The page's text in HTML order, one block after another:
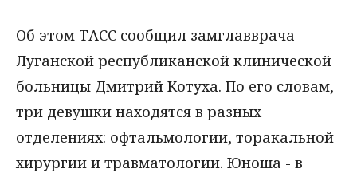
Об этом ТАСС сообщил замглавврача
Луганской республиканской клинической
больницы Дмитрий Котуха. По его словам,
три девушки находятся в разных
отделениях: офтальмологии, торакальной
хирургии и травматологии. Юноша - в